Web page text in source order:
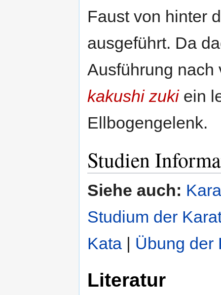
Faust von hinter
ausgeführt. Da
Ausführung nach
kakushi zukiein
Ellbogengelenk.
Studien
Siehe auch:
Studium der
Kata
Übung der
Literatur